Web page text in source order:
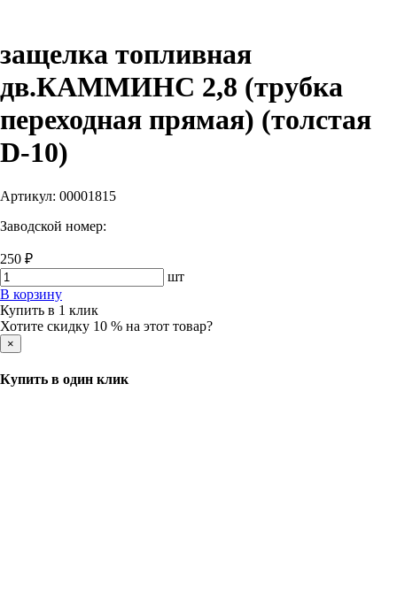
защелка топливная
дв.КАММИНС 2,8 (трубка
переходная прямая) (толстая
D-10)
Артикул: 00001815
Заводской номер:
250 ₽
шт
В корзину
Купить в 1 клик
Хотите скидку 10 % на этот товар?
×
Купить в один клик